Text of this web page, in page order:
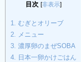
目次 [非表示]
1.
むぎとオリーブ
2.
メニュー
3. 濃厚卵のまぜSOBA
4.
日本一卵かけごはん